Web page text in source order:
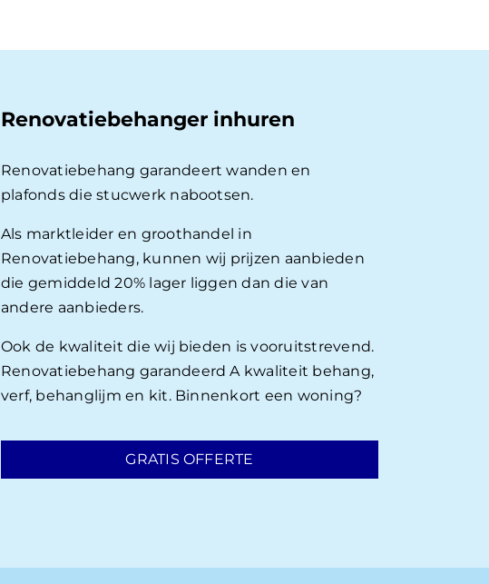
Renovatiebehanger inhuren
Renovatiebehang garandeert wanden en
plafonds die stucwerk nabootsen.
Als marktleider en groothandel in
Renovatiebehang, kunnen wij prijzen aanbieden
die gemiddeld 20% lager liggen dan die van
andere aanbieders.
Ook de kwaliteit die wij bieden is vooruitstrevend.
Renovatiebehang garandeerd A kwaliteit behang,
verf, behanglijm en kit. Binnenkort een woning?
GRATIS OFFERTE